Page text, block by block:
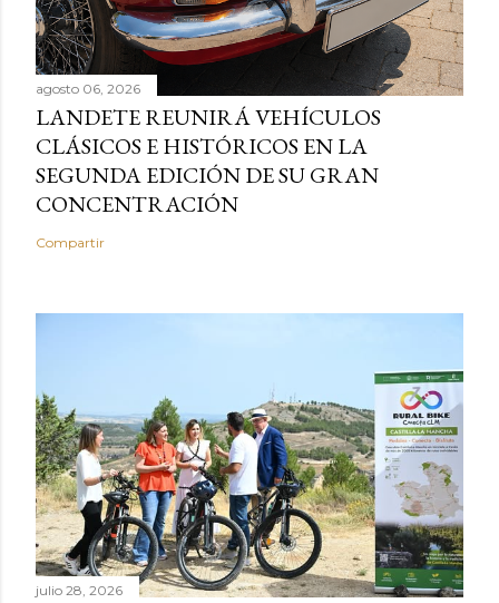
agosto 06, 2026
LANDETE REUNIRÁ VEHÍCULOS
CLÁSICOS E HISTÓRICOS EN LA
SEGUNDA EDICIÓN DE SU GRAN
CONCENTRACIÓN
Compartir
julio 28, 2026